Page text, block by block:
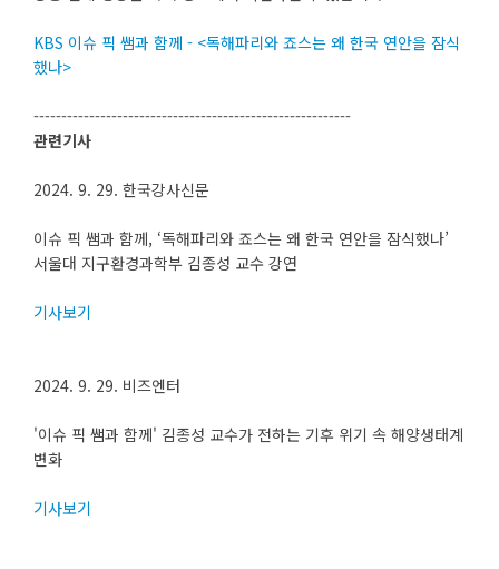
KBS 이슈 픽 쌤과 함께 - <독해파리와 죠스는 왜 한국 연안을 잠식
했나>
---------------------------------------------------------
관련기사
2024. 9. 29. 한국강사신문
이슈 픽 쌤과 함께, ‘독해파리와 죠스는 왜 한국 연안을 잠식했나’
서울대 지구환경과학부 김종성 교수 강연
기사보기
2024. 9. 29. 비즈엔터
'이슈 픽 쌤과 함께' 김종성 교수가 전하는 기후 위기 속 해양생태계
변화
기사보기